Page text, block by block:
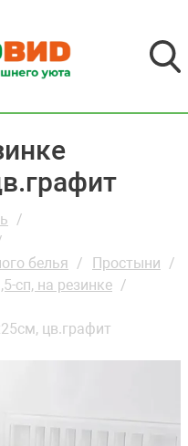
белья
Простыни
сп, на резинке
цв.графит